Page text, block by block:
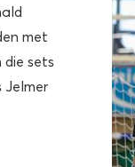
met
die sets
Jelmer